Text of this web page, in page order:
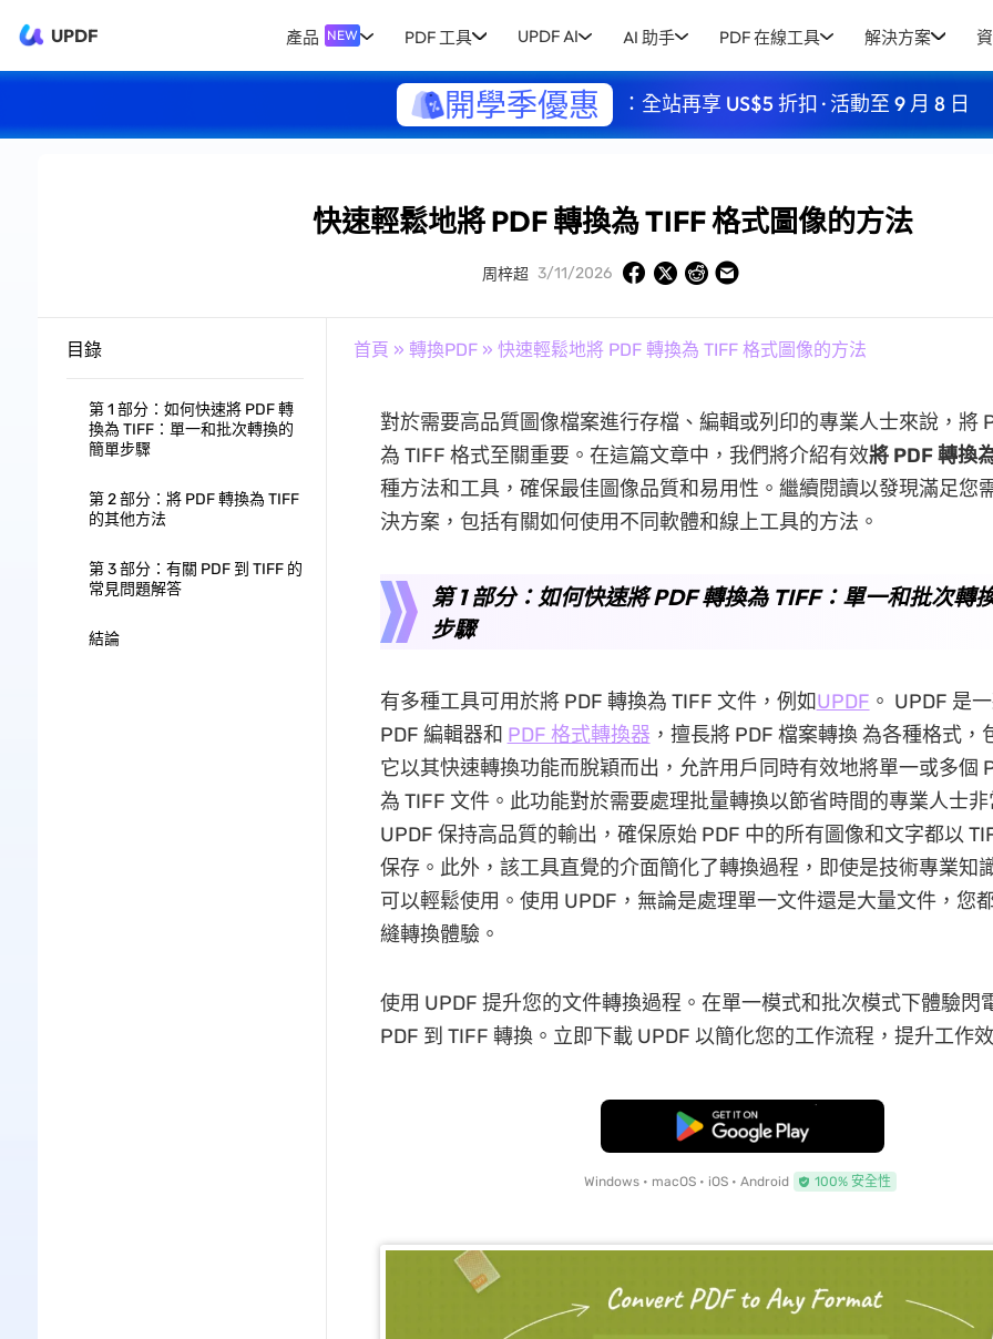
UPDF 產品 NEW PDF 工具 UPDF AI AI 助手 PDF 在線工具 解決方案
開學季優惠 ：全站再享 US$5 折扣 · 活動至 9 月 8 日
快速輕鬆地將 PDF 轉換為 TIFF 格式圖像的方法
周梓超 3/11/2026
目錄
第 1 部分：如何快速將 PDF 轉
換為 TIFF：單一和批次轉換的
簡單步驟
第 2 部分：將 PDF 轉換為 TIFF
的其他方法
第 3 部分：有關 PDF 到 TIFF 的
常見問題解答
結論
首頁 » 轉換PDF» 快速輕鬆地將 PDF 轉換為 TIFF 格式圖像的方法
對於需要高品質圖像檔案進行存檔、編輯或列印的專業人士來說，將
為 TIFF 格式至關重要。在這篇文章中，我們將介紹有效將 PDF 轉換
種方法和工具，確保最佳圖像品質和易用性。繼續閱讀以發現滿足您
決方案，包括有關如何使用不同軟體和線上工具的方法。
第 1 部分：如何快速將 PDF 轉換為 TIFF：單一和批次轉
步驟
有多種工具可用於將 PDF 轉換為 TIFF 文件，例如UPDF 。 UPDF 是
PDF 編輯器和 PDF 格式轉換器 ，擅長將 PDF 檔案轉換 為各種格式，
它以其快速轉換功能而脫穎而出，允許用戶同時有效地將單一或多個
為 TIFF 文件。此功能對於需要處理批量轉換以節省時間的專業人士
UPDF 保持高品質的輸出，確保原始 PDF 中的所有圖像和文字都以
保存。此外，該工具直覺的介面簡化了轉換過程，即使是技術專業知
可以輕鬆使用。使用 UPDF，無論是處理單一文件還是大量文件，您
縫轉換體驗。
使用 UPDF 提升您的文件轉換過程。在單一模式和批次模式下體驗閃
PDF 到 TIFF 轉換。立即下載 UPDF 以簡化您的工作流程，提升工作
免費下載
Windows • macOS • iOS • Android 100% 安全性